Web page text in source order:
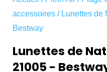
accessoires / Lunettes de
Bestway
Lunettes de
21005 -